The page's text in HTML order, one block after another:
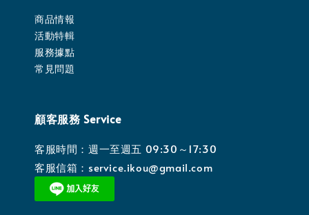
商品情報
活動特輯
服務據點
常見問題
顧客服務 Service
客服時間：週一至週五 09:30～17:30
客服信箱：service.ikou@gmail.com